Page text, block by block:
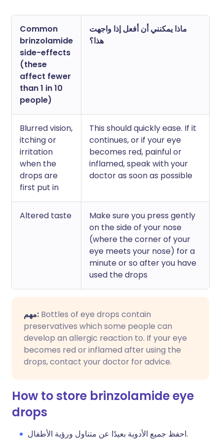
Common
brinzolamide
side-effects
(these
affect fewer
than 1 in 10
people)
ماذا يمكنني أن أفعل إذا واجهت
هذا؟
Blurred vision,
itching or
irritation
when the
drops are
first put in
This should quickly ease. If it
continues, or if your eye
becomes red, painful or
inflamed, speak with your
doctor as soon as possible
Altered taste
Make sure you press gently
on the side of your nose
(where the corner of your
eye meets your nose) for a
minute or so after you have
used the drops
مهم: Bottles of eye drops contain
preservatives which some people can
develop an allergic reaction to. If your eye
becomes red or inflamed after using the
drops, contact your doctor for advice.
How to store brinzolamide eye
drops
احفظ جميع الأدوية بعيدًا عن متناول ورؤية الأطفال.